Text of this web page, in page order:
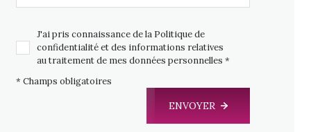
J'ai pris connaissance de la Politique de
confidentialité et des informations relatives
au traitement de mes données personnelles *
* Champs obligatoires
ENVOYER